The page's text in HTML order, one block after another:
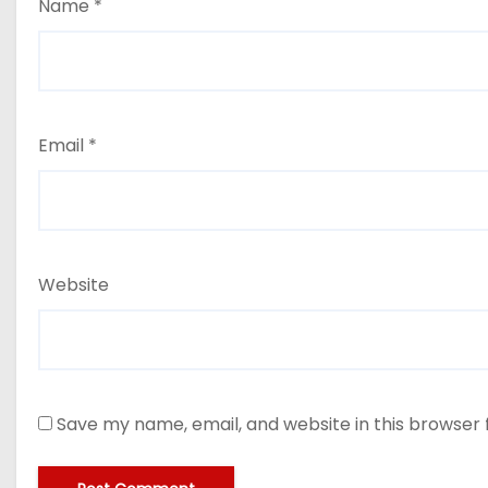
Name *
Email *
Website
Save my name, email, and website in this